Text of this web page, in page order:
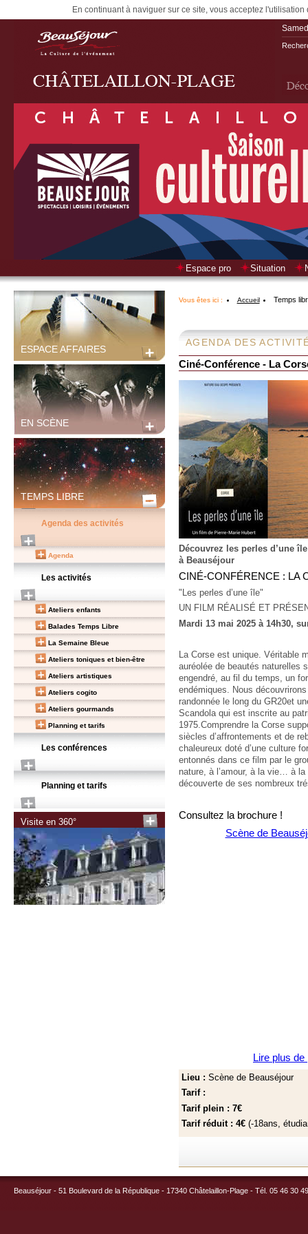
En continuant à naviguer sur ce site, vous acceptez
Espace pro Situation
ESPACE AFFAIRES
EN SCÈNE
TEMPS LIBRE
Agenda des activités
Agenda
Les activités
Ateliers enfants
Balades Temps Libre
La Semaine Bleue
Ateliers toniques et bien-être
Ateliers artistiques
Ateliers cogito
Ateliers gourmands
Planning et tarifs
Les conférences
Planning et tarifs
Visite en 360°
Vous êtes ici : Accueil Temps
AGENDA DES
Ciné-Conférence - La
Découvrez les perles d’une
à Beauséjour
CINÉ-CONFÉRENCE : LA
"Les perles d’une île"
UN FILM RÉALISÉ ET
Mardi 13 mai 2025 à 14h30,
La Corse est unique. Véritable
auréolée de beautés naturelles
engendré, au fil du temps, un
endémiques. Nous
randonnée le long du GR20et
Scandola qui est inscrite au
1975.Comprendre la Corse
siècles d’affrontements et de
chaleureux doté d’une culture
entonnés dans ce film par le
nature, à l’amour, à la vie… à
découverte de ses nombreux
Consultez la brochure !
Scène de
Lire plus
Lieu : Scène de Beauséjour
Tarif :
Tarif plein : 7€
Tarif réduit : 4€ (-18ans,
Beauséjour - 51 Boulevard de la République - 17340 Châtelaillon-Plage - Tél. 05 46 30